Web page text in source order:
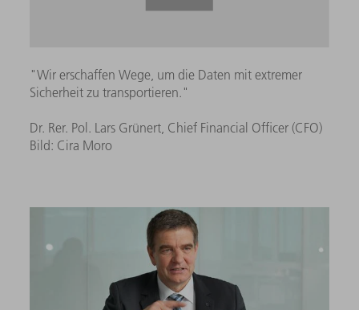
"Wir erschaffen Wege, um die Daten mit extremer
Sicherheit zu transportieren."
Dr. Rer. Pol. Lars Grünert, Chief Financial Officer (CFO)
Bild: Cira Moro